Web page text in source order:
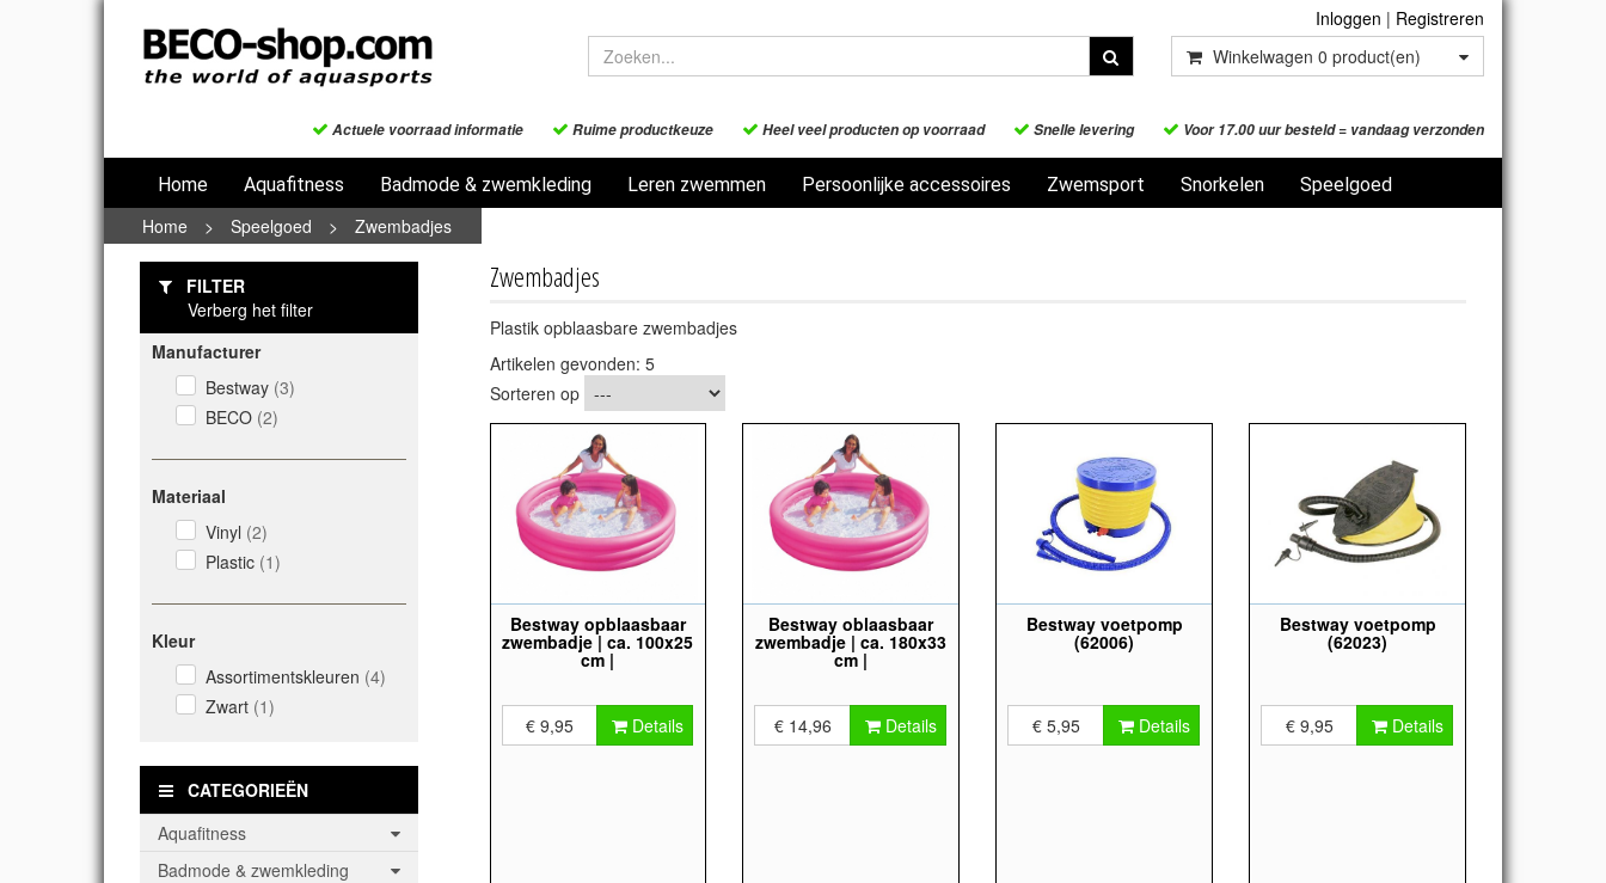
Inloggen | Registreren
Winkelwagen 0 product(en)
Actuele voorraad informatie Ruime productkeuze Heel veel producten op voorraad Snelle levering Voor 17.00 uur besteld = vandaag verzonden
Home Aquafitness Badmode & zwemkleding Leren zwemmen Persoonlijke accessoires Zwemsport Snorkelen Speelgoed
Home > Speelgoed > Zwembadjes
FILTER
Verberg het filter
Manufacturer
Bestway (3)
BECO (2)
Materiaal
Vinyl (2)
Plastic (1)
Kleur
Assortimentskleuren (4)
Zwart (1)
CATEGORIEËN
Aquafitness
Badmode & zwemkleding
Zwembadjes
Plastik opblaasbare zwembadjes
Artikelen gevonden: 5
Sorteren op
Bestway opblaasbaar
zwembadje | ca. 100x25
cm |
assortimentskleuren**
€ 9,95
Details
Bestway oblaasbaar
zwembadje | ca. 180x33
cm |
assortimentskleuren**
€ 14,96
Details
Bestway voetpomp
(62006)
€ 5,95 Details
Bestway voetpomp
(62023)
€ 9,95 Details